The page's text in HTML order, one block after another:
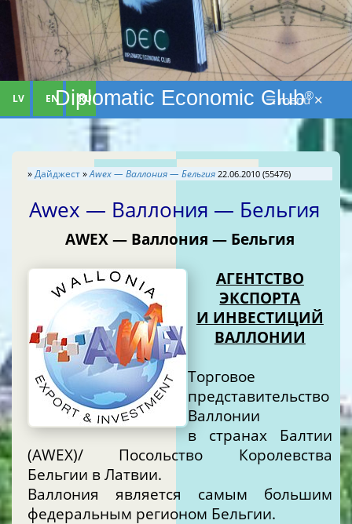
Diplomatic Economic Club®
LV EN RU ☰ menu ✕
»Дайджест» Awex — Валлония — Бельгия 22.06.2010 (55476)
Awex — Валлония — Бельгия
AWEX — Валлония — Бельгия
АГЕНТСТВО
ЭКСПОРТА
И ИНВЕСТИЦИЙ
ВАЛЛОНИИ
Торговое
представительство
Валлонии
в странах Балтии
(AWEX)/ Посольство Королевства
Бельгии в Латвии.
Валлония является самым большим
федеральным регионом Бельгии.